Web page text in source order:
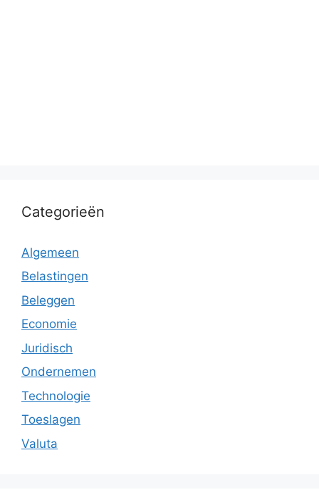
Categorieën
Algemeen
Belastingen
Beleggen
Economie
Juridisch
Ondernemen
Technologie
Toeslagen
Valuta